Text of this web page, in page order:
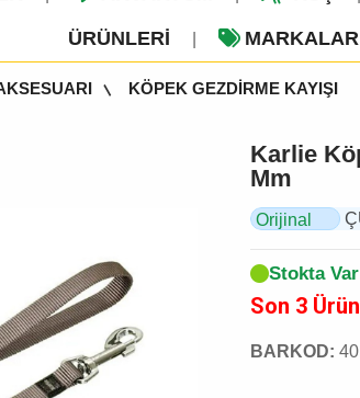
ÜRÜNLERI MARKALAR
KÖPEK GEZDİRME KAYIŞI
Karlie
Mm
Orijinal
Stokta Var
Son 3
BARKOD: